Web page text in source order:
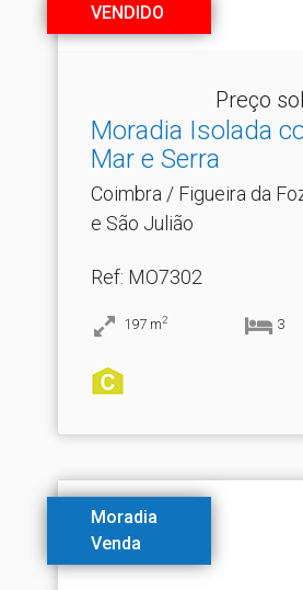
VENDIDO
Preço
Moradia Isolada
Mar e Serra
Coimbra / Figueira da
e São Julião
Ref: MO7302
197 m2 3
Moradia
Venda